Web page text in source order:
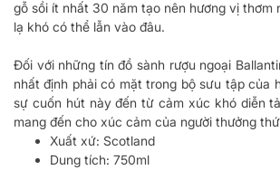
gỗ sồi ít nhất 30 năm tạo nên hương vị thơm
lạ khó có thể lẫn vào đâu.
Đối với những tín đồ sành rượu ngoại
nhất định phải có mặt trong bộ sưu tập của
sự cuốn hút này đến từ cảm xúc khó diễn
mang đến cho xúc cảm của người thưởng
Xuất xứ: Scotland
Dung tích: 750ml